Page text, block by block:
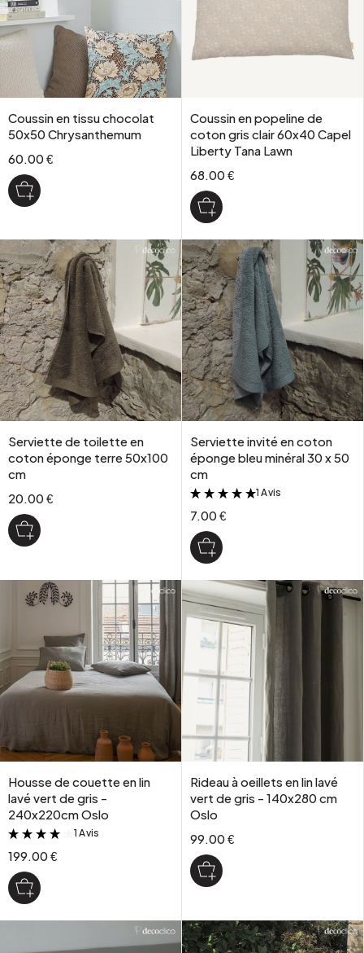
Coussin en tissu chocolat
50x50 Chrysanthemum
60.00 €
Coussin en popeline de
coton gris clair 60x40 Capel
Liberty Tana Lawn
68.00 €
Serviette de toilette en
coton éponge terre 50x100
cm
20.00 €
Serviette invité en coton
éponge bleu minéral 30 x 50
cm
&
1 Avis
7.00 €
Housse de couette en lin
lavé vert de gris -
240x220cm Oslo
&
1 Avis
199.00 €
Rideau à oeillets en lin lavé
vert de gris - 140x280 cm
Oslo
99.00 €